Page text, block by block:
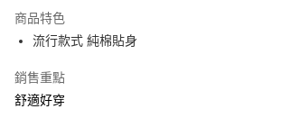
LINE Pay
Apple Pay
街口支付
商品特色
流行款式 純棉貼身
銷售重點
舒適好穿